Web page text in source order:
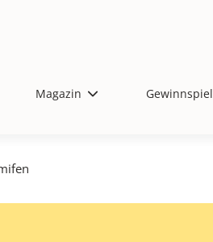
Magazin